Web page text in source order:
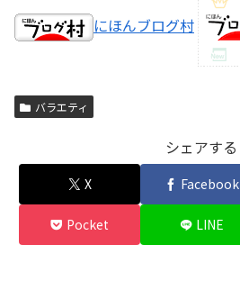
にほんブログ村
バラエティ
シェアする
X Facebook
Pocket LINE